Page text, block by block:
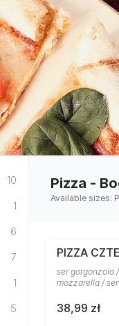
10
1
6
7
1
5
Pizza -
Available sizes:
PIZZA
ser gorgonzola
mozzarella /
38,99 zł